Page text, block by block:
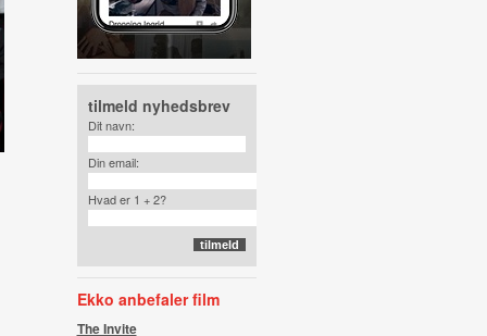
tilmeld nyhedsbrev
Dit navn:
Din email:
Hvad er 1 + 2?
Ekko anbefaler film
The Invite